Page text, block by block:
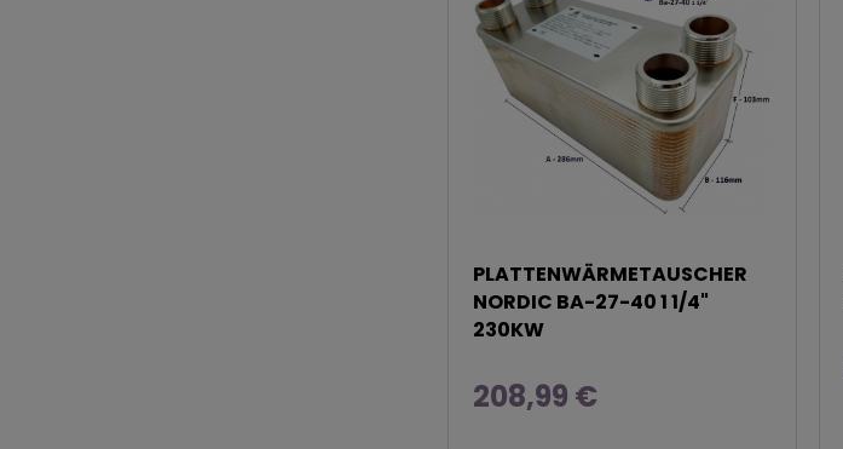
PLATTENWÄRMETAUSCHER
NORDIC BA-27-40 1 1/4"
230KW
208,99 €